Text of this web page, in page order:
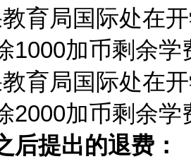
局国际处在开
1000加币剩余学
局国际处在开
2000加币剩余学
后提出的退费：